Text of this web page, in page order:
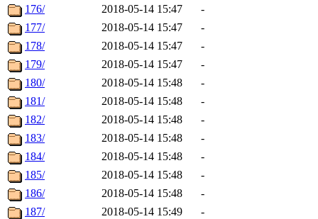
176/
2018-05-14 15:47
-
177/
2018-05-14 15:47
-
178/
2018-05-14 15:47
-
179/
2018-05-14 15:47
-
180/
2018-05-14 15:48
-
181/
2018-05-14 15:48
-
182/
2018-05-14 15:48
-
183/
2018-05-14 15:48
-
184/
2018-05-14 15:48
-
185/
2018-05-14 15:48
-
186/
2018-05-14 15:48
-
187/
2018-05-14 15:49
-